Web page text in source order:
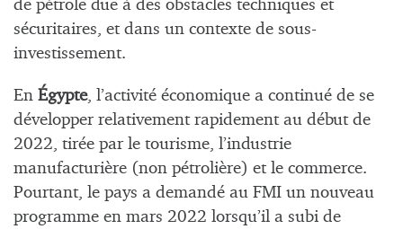
de pétrole due à des obstacles techniques et
sécuritaires, et dans un contexte de sous-
investissement.
En Égypte, l’activité économique a continué de se
développer relativement rapidement au début de
2022, tirée par le tourisme, l’industrie
manufacturière (non pétrolière) et le commerce.
Pourtant, le pays a demandé au FMI un nouveau
programme en mars 2022 lorsqu’il a subi de